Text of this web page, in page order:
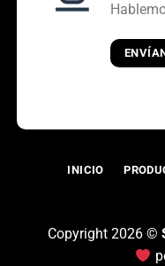
INICIO
Copyright 2026 ©